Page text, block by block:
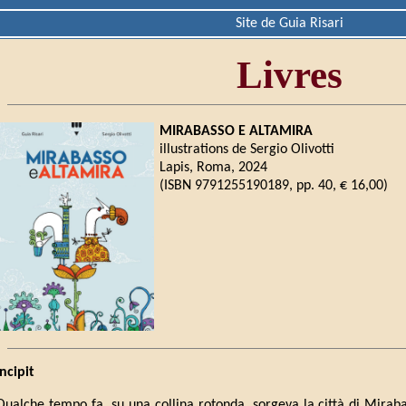
Site de Guia Risari
Livres
MIRABASSO E ALTAMIRA
illustrations de Sergio Olivotti
Lapis, Roma, 2024
(ISBN 9791255190189, pp. 40, € 16,00)